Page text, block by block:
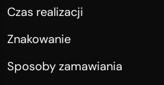
Czas realizacji
Znakowanie
Sposoby zamawiania